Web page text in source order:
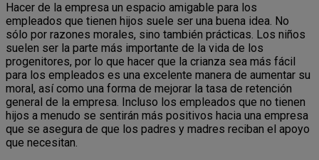
Hacer de la empresa un espacio amigable para los
empleados que tienen hijos suele ser una buena idea. No
sólo por razones morales, sino también prácticas. Los niños
suelen ser la parte más importante de la vida de los
progenitores, por lo que hacer que la crianza sea más fácil
para los empleados es una excelente manera de aumentar su
moral, así como una forma de mejorar la tasa de retención
general de la empresa. Incluso los empleados que no tienen
hijos a menudo se sentirán más positivos hacia una empresa
que se asegura de que los padres y madres reciban el apoyo
que necesitan.